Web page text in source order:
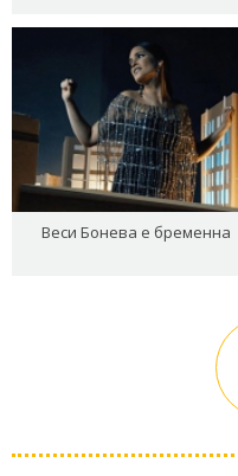
Веси Бонева е бременна